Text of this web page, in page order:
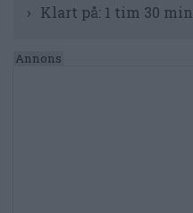
Klart på: 1 tim 30 min